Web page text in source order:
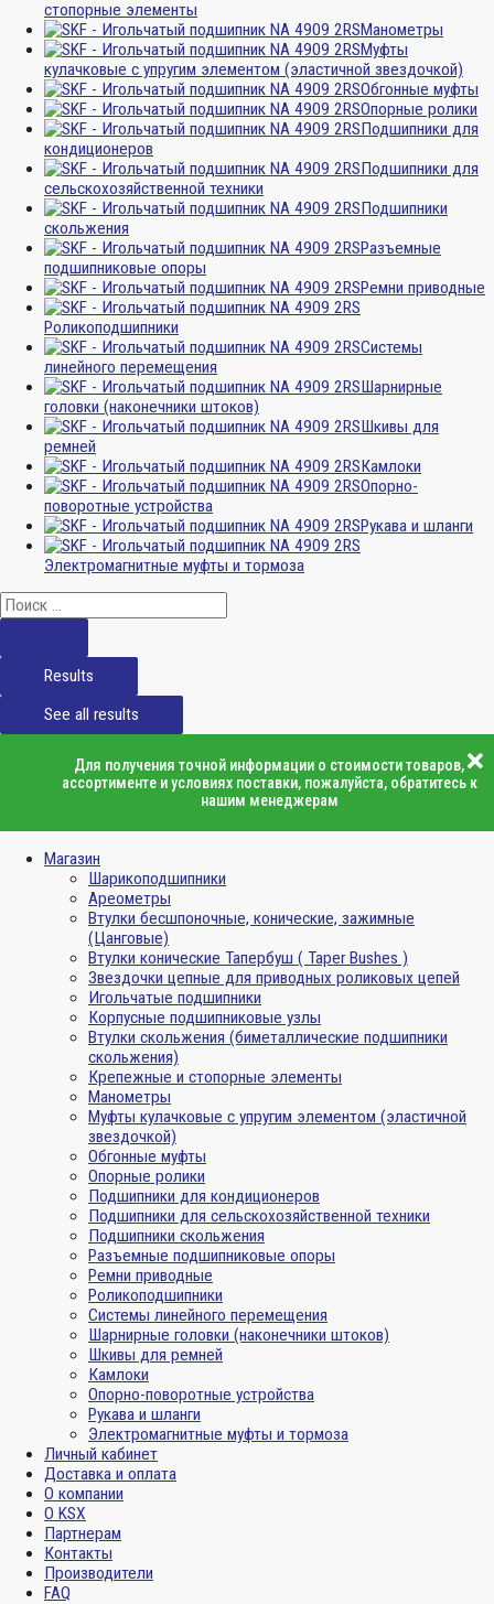
стопорные элементы
Манометры
Муфты
кулачковые с упругим элементом (эластичной звездочкой)
Обгонные муфты
Опорные ролики
Подшипники для
кондиционеров
Подшипники для
сельскохозяйственной техники
Подшипники
скольжения
Разъемные
подшипниковые опоры
Ремни приводные
Роликоподшипники
Системы
линейного перемещения
Шарнирные
головки (наконечники штоков)
Шкивы для
ремней
Камлоки
Опорно-
поворотные устройства
Рукава и шланги
Электромагнитные муфты и тормоза
Results
See all results
Для получения точной информации о стоимости товаров,
ассортименте и условиях поставки, пожалуйста, обратитесь к
нашим менеджерам
Магазин
Шарикоподшипники
Ареометры
Втулки бесшпоночные, конические, зажимные
(Цанговые)
Втулки конические Тапербуш ( Taper Bushes )
Звездочки цепные для приводных роликовых цепей
Игольчатые подшипники
Корпусные подшипниковые узлы
Втулки скольжения (биметаллические подшипники
скольжения)
Крепежные и стопорные элементы
Манометры
Муфты кулачковые с упругим элементом (эластичной
звездочкой)
Обгонные муфты
Опорные ролики
Подшипники для кондиционеров
Подшипники для сельскохозяйственной техники
Подшипники скольжения
Разъемные подшипниковые опоры
Ремни приводные
Роликоподшипники
Системы линейного перемещения
Шарнирные головки (наконечники штоков)
Шкивы для ремней
Камлоки
Опорно-поворотные устройства
Рукава и шланги
Электромагнитные муфты и тормоза
Личный кабинет
Доставка и оплата
О компании
О KSX
Партнерам
Контакты
Производители
FAQ